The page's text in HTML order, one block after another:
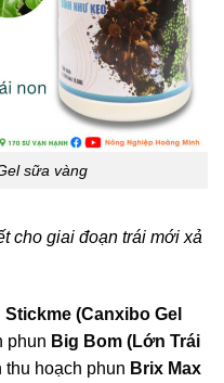
sữa vàng
cho giai đoạn trái mới xả
Stickme (Canxibo Gel
phun Big Bom (Lớn Trái
thu hoạch phun Brix Max